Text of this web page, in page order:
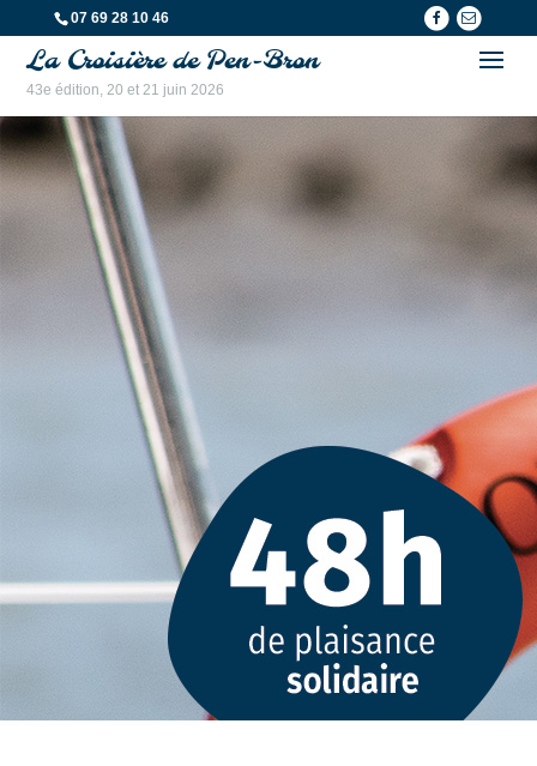
07 69 28 10 46
La Croisière de Pen-Bron
43e édition, 20 et 21 juin 2026